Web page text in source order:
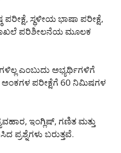
ಸ್ಥಳೀಯ ಭಾಷಾ ಪರೀಕ್ಷೆ,
ಪರಿಶೀಲನೆಯ ಮೂಲಕ
ಎಂಬುದು ಅಭ್ಯರ್ಥಿಗಳಿಗೆ
ಪರೀಕ್ಷೆಗೆ 60 ನಿಮಿಷಗಳ
ಇಂಗ್ಲಿಷ್, ಗಣಿತ ಮತ್ತು
ಪ್ರಶ್ನೆಗಳು ಬರುತ್ತವೆ.